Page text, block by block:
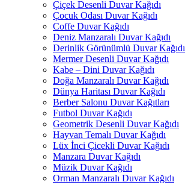
Çiçek Desenli Duvar Kağıdı
Çocuk Odası Duvar Kağıdı
Coffe Duvar Kağıdı
Deniz Manzaralı Duvar Kağıdı
Derinlik Görünümlü Duvar Kağıdı
Mermer Desenli Duvar Kağıdı
Kabe – Dini Duvar Kağıdı
Doğa Manzaralı Duvar Kağıdı
Dünya Haritası Duvar Kağıdı
Berber Salonu Duvar Kağıtları
Futbol Duvar Kağıdı
Geometrik Desenli Duvar Kağıdı
Hayvan Temalı Duvar Kağıdı
Lüx İnci Çicekli Duvar Kağıdı
Manzara Duvar Kağıdı
Müzik Duvar Kağıdı
Orman Manzaralı Duvar Kağıdı